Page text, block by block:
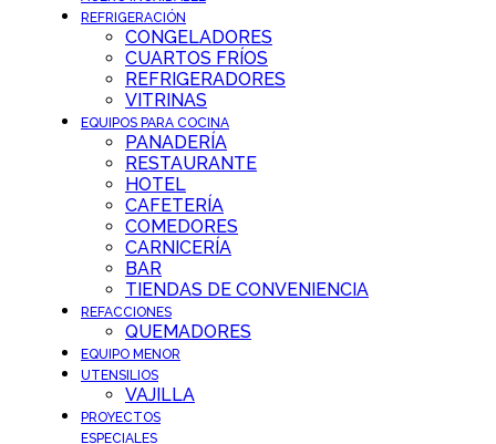
REFRIGERACIÓN
CONGELADORES
CUARTOS FRÍOS
REFRIGERADORES
VITRINAS
EQUIPOS PARA COCINA
PANADERÍA
RESTAURANTE
HOTEL
CAFETERÍA
COMEDORES
CARNICERÍA
BAR
TIENDAS DE CONVENIENCIA
REFACCIONES
QUEMADORES
EQUIPO MENOR
UTENSILIOS
VAJILLA
PROYECTOS
ESPECIALES